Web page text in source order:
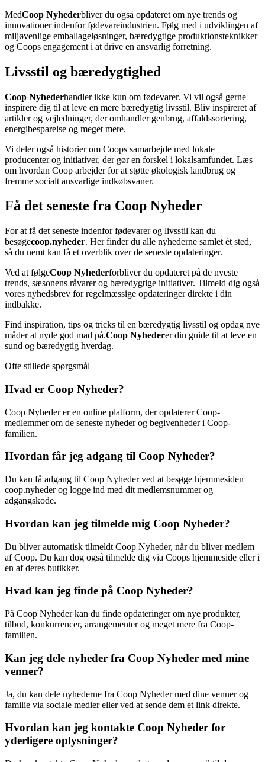
MedCoop Nyhederbliver du også opdateret om nye trends og
innovationer indenfor fødevareindustrien. Følg med i udviklingen af
miljøvenlige emballageløsninger, bæredygtige produktionsteknikker
og Coops engagement i at drive en ansvarlig forretning.
Livsstil og bæredygtighed
Coop Nyhederhandler ikke kun om fødevarer. Vi vil også gerne
inspirere dig til at leve en mere bæredygtig livsstil. Bliv inspireret af
artikler og vejledninger, der omhandler genbrug, affaldssortering,
energibesparelse og meget mere.
Vi deler også historier om Coops samarbejde med lokale
producenter og initiativer, der gør en forskel i lokalsamfundet. Læs
om hvordan Coop arbejder for at støtte økologisk landbrug og
fremme socialt ansvarlige indkøbsvaner.
Få det seneste fra Coop Nyheder
For at få det seneste indenfor fødevarer og livsstil kan du
besøgecoop.nyheder. Her finder du alle nyhederne samlet ét sted,
så du nemt kan få et overblik over de seneste opdateringer.
Ved at følgeCoop Nyhederforbliver du opdateret på de nyeste
trends, sæsonens råvarer og bæredygtige initiativer. Tilmeld dig også
vores nyhedsbrev for regelmæssige opdateringer direkte i din
indbakke.
Find inspiration, tips og tricks til en bæredygtig livsstil og opdag nye
måder at nyde god mad på.Coop Nyhederer din guide til at leve en
sund og bæredygtig hverdag.
Ofte stillede spørgsmål
Hvad er Coop Nyheder?
Coop Nyheder er en online platform, der opdaterer Coop-
medlemmer om de seneste nyheder og begivenheder i Coop-
familien.
Hvordan får jeg adgang til Coop Nyheder?
Du kan få adgang til Coop Nyheder ved at besøge hjemmesiden
coop.nyheder og logge ind med dit medlemsnummer og
adgangskode.
Hvordan kan jeg tilmelde mig Coop Nyheder?
Du bliver automatisk tilmeldt Coop Nyheder, når du bliver medlem
af Coop. Du kan dog også tilmelde dig via Coops hjemmeside eller i
en af deres butikker.
Hvad kan jeg finde på Coop Nyheder?
På Coop Nyheder kan du finde opdateringer om nye produkter,
tilbud, konkurrencer, arrangementer og meget mere fra Coop-
familien.
Kan jeg dele nyheder fra Coop Nyheder med mine
venner?
Ja, du kan dele nyhederne fra Coop Nyheder med dine venner og
familie via sociale medier eller ved at sende dem et link direkte.
Hvordan kan jeg kontakte Coop Nyheder for
yderligere oplysninger?